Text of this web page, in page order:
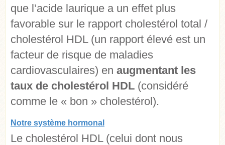
que l’acide laurique a un effet plus
favorable sur le rapport cholestérol total /
cholestérol HDL (un rapport élevé est un
facteur de risque de maladies
cardiovasculaires) en augmentant les
taux de cholestérol HDL (considéré
comme le « bon » cholestérol).
Notre système hormonal
Le cholestérol HDL (celui dont nous